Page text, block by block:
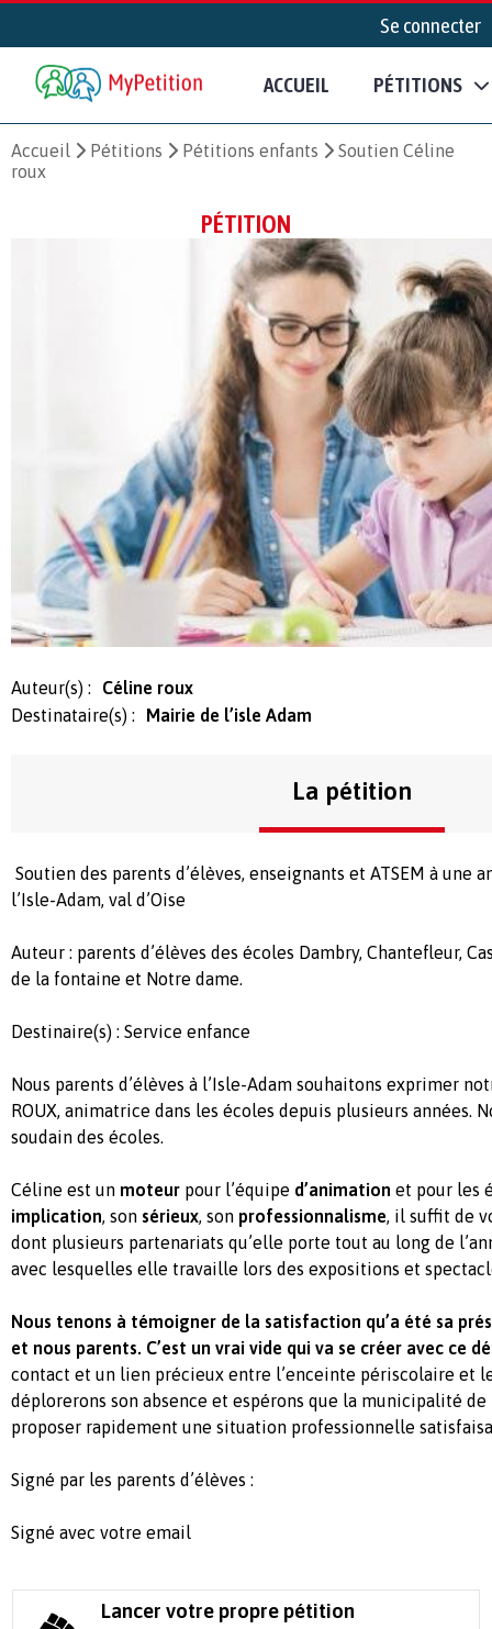
Se connecter
ACCUEIL PÉTITIONS
Accueil Pétitions Pétitions enfants
Soutien Céline
roux
PÉTITION
Auteur(s) :
Céline roux
Destinataire(s) :
Mairie de l’isle Adam
La pétition
Soutien des parents d’élèves, enseignants et ATSEM à une
l’Isle-Adam, val d’Oise
Auteur : parents d’élèves des écoles Dambry, Chantefleur,
de la fontaine et Notre dame.
Destinaire(s) : Service enfance
Nous parents d’élèves à l’Isle-Adam souhaitons exprimer
ROUX, animatrice dans les écoles depuis plusieurs années.
soudain des écoles.
Céline est un moteur pour l’équipe d’animation et pour les
implication, son sérieux, son professionnalisme, il suffit de
dont plusieurs partenariats qu’elle porte tout au long de
avec lesquelles elle travaille lors des expositions et
Nous tenons à témoigner de la satisfaction qu’a été sa
et nous parents. C’est un vrai vide qui va se créer avec ce
contact et un lien précieux entre l’enceinte périscolaire et
déplorerons son absence et espérons que la municipalité de
proposer rapidement une situation professionnelle
Signé par les parents d’élèves :
Signé avec votre email
Lancer votre propre pétition